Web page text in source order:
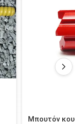
Μπουτόν